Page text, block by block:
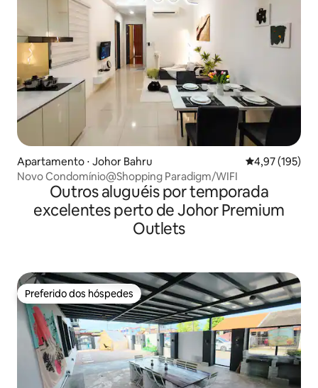
Apartamento ⋅ Johor Bahru 4,97 de uma
4,97 (195)
Novo Condomínio@Shopping Paradigm/WIFI
Outros aluguéis por temporada
excelentes perto de Johor Premium
Outlets
Preferido dos hóspedes
Preferido dos hóspedes